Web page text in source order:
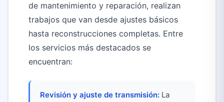
de mantenimiento y reparación, realizan
trabajos que van desde ajustes básicos
hasta reconstrucciones completas. Entre
los servicios más destacados se
encuentran:
Revisión y ajuste de transmisión: La